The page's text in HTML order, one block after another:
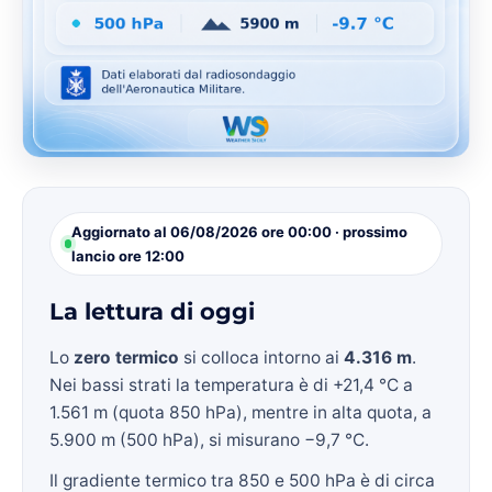
Aggiornato al 06/08/2026 ore 00:00 · prossimo
lancio ore 12:00
La lettura di oggi
Lo zero termico si colloca intorno ai 4.316 m.
Nei bassi strati la temperatura è di +21,4 °C a
1.561 m (quota 850 hPa), mentre in alta quota, a
5.900 m (500 hPa), si misurano −9,7 °C.
Il gradiente termico tra 850 e 500 hPa è di circa